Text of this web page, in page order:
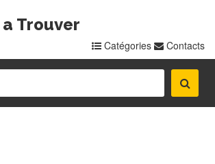
Trouver
Catégories Contacts